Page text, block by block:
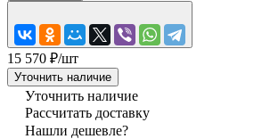
15 570 ₽/шт
Уточнить наличие
Уточнить наличие
Рассчитать доставку
Нашли дешевле?